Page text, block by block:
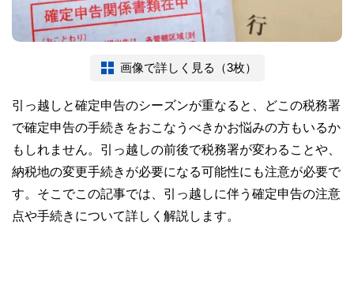
画像で詳しく見る（3枚）
引っ越しと確定申告のシーズンが重なると、どこの税務署
で確定申告の手続きをおこなうべきかお悩みの方もいるか
もしれません。引っ越しの前後で税務署が変わることや、
納税地の変更手続きが必要になる可能性にも注意が必要で
す。そこでこの記事では、引っ越しに伴う確定申告の注意
点や手続きについて詳しく解説します。